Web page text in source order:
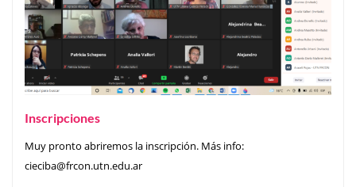
Inscripciones
Muy pronto abriremos la inscripción. Más info:
cieciba@frcon.utn.edu.ar